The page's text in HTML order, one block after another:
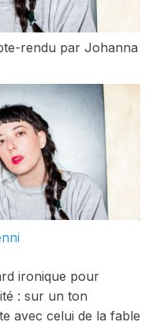
rendu par Johanna
ironique pour
: sur un ton
avec celui de la fable